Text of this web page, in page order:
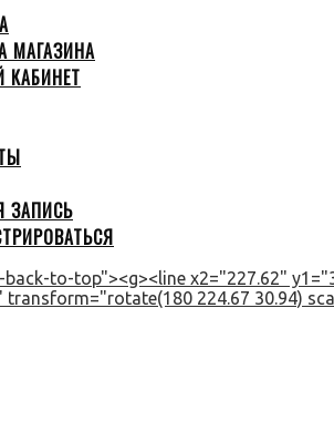
МАГАЗИНА
ЗАПИСЬ
to-top"><g><line x2="227.62"
transform="rotate(180 224.67 30.94)